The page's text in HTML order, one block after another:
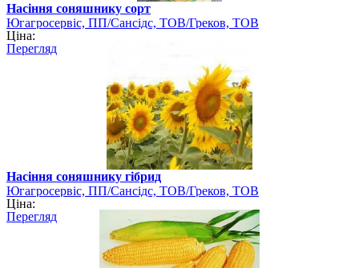
Насіння соняшнику сорт
Югагросервіс, ПП/Сансідс, ТОВ/Греков, ТОВ
Ціна:
Перегляд
Насіння соняшнику гібрид
Югагросервіс, ПП/Сансідс, ТОВ/Греков, ТОВ
Ціна:
Перегляд